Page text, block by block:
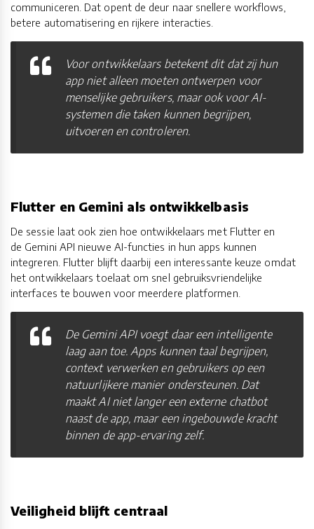
communiceren. Dat opent de deur naar snellere workflows,
betere automatisering en rijkere interacties.
Voor ontwikkelaars betekent dit dat zij hun
app niet alleen moeten ontwerpen voor
menselijke gebruikers, maar ook voor AI-
systemen die taken kunnen begrijpen,
uitvoeren en controleren.
Flutter en Gemini als ontwikkelbasis
De sessie laat ook zien hoe ontwikkelaars met Flutter en
de Gemini API nieuwe AI-functies in hun apps kunnen
integreren. Flutter blijft daarbij een interessante keuze omdat
het ontwikkelaars toelaat om snel gebruiksvriendelijke
interfaces te bouwen voor meerdere platformen.
De Gemini API voegt daar een intelligente
laag aan toe. Apps kunnen taal begrijpen,
context verwerken en gebruikers op een
natuurlijkere manier ondersteunen. Dat
maakt AI niet langer een externe chatbot
naast de app, maar een ingebouwde kracht
binnen de app-ervaring zelf.
Veiligheid blijft centraal